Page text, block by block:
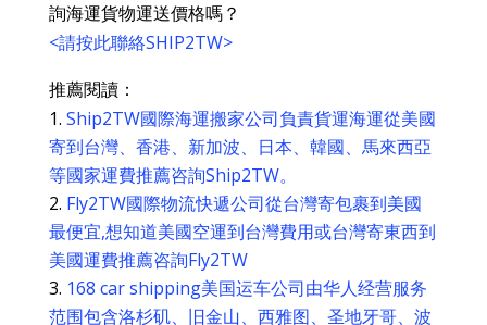
詢海運貨物運送價格嗎？
<請按此聯絡SHIP2TW>
推薦閱讀：
Ship2TW國際海運搬家公司負責貨運海運從美國
寄到台灣、香港、新加波、日本、韓國、馬來西亞
等國家運費推薦咨詢Ship2TW。
Fly2TW國際物流快遞公司從台灣寄包裹到美國
最便宜,想知道美國空運到台灣費用或台灣寄東西到
美國運費推薦咨詢Fly2TW
168 car shipping美国运车公司由华人经营服务
范围包含洛杉矶、旧金山、西雅图、圣地牙哥、波